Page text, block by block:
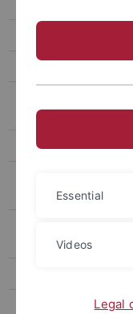
Tagung Traum,
Vormoderne"
Workshop Freiheit der
Umgangs im Europa
Tagung Lessings
Essential
Videos
Legal